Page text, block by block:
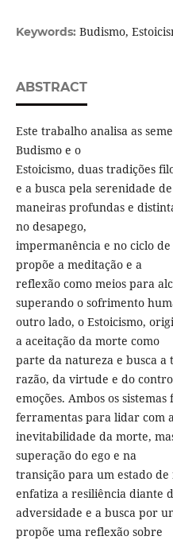
Keywords: Budismo,
ABSTRACT
Este trabalho analisa as
Budismo e o
Estoicismo, duas tradições
e a busca pela serenidade de
maneiras profundas e
no desapego,
impermanência e no ciclo
propõe a meditação e a
reflexão como meios para
superando o sofrimento
outro lado, o Estoicismo,
a aceitação da morte como
parte da natureza e busca
razão, da virtude e do
emoções. Ambos os
ferramentas para lidar com a
inevitabilidade da morte,
superação do ego e na
transição para um estado
enfatiza a resiliência diante
adversidade e a busca por
propõe uma reflexão sobre